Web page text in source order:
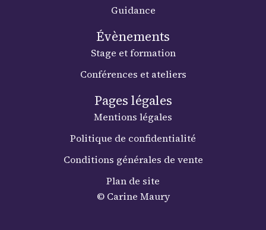
Guidance
Évènements
Stage et formation
Conférences et ateliers
Pages légales
Mentions légales
Politique de confidentialité
Conditions générales de vente
Plan de site
© Carine Maury